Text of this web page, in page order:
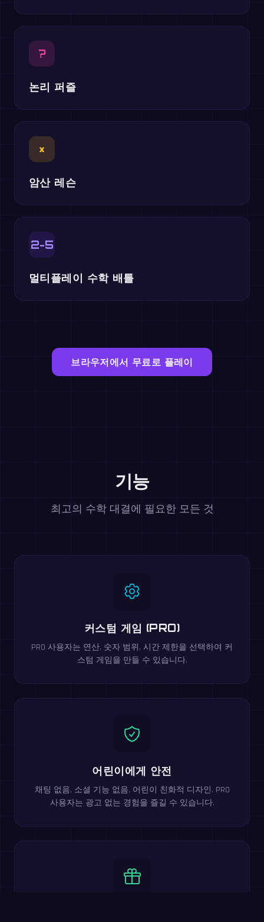
?
논리 퍼즐
×
암산 레슨
2-5
멀티플레이 수학 배틀
브라우저에서 무료로 플레이
기능
최고의 수학 대결에 필요한 모든 것
커스텀 게임 (PRO)
PRO 사용자는 연산, 숫자 범위, 시간 제한을 선택하여 커
스텀 게임을 만들 수 있습니다.
어린이에게 안전
채팅 없음, 소셜 기능 없음, 어린이 친화적 디자인. PRO
사용자는 광고 없는 경험을 즐길 수 있습니다.